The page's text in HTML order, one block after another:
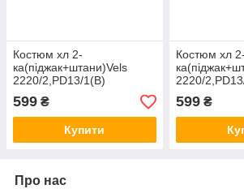
Костюм хл 2-
ка(піджак+штани)Vels
2220/2,PD13/1(В)
599 ₴
Купити
Костюм хл 2-
2220/
599₴
Про нас